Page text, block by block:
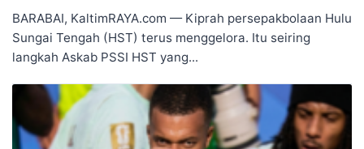
BARABAI, KaltimRAYA.com — Kiprah persepakbolaan Hulu
Sungai Tengah (HST) terus menggelora. Itu seiring
langkah Askab PSSI HST yang...